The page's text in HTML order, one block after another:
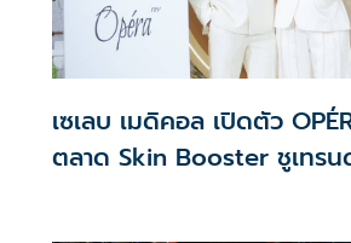
เซเลบ เมดิคอล เปิดตัว
ตลาด Skin Booster ชูเทร